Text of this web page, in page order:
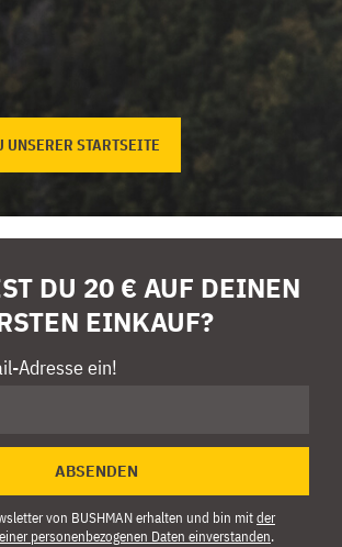
UNSERER STARTSEITE
DU 20 € AUF DEINEN
EINKAUF?
Adresse ein!
ABSENDEN
von BUSHMAN erhalten und bin mitder
personenbezogenen Daten einverstanden.